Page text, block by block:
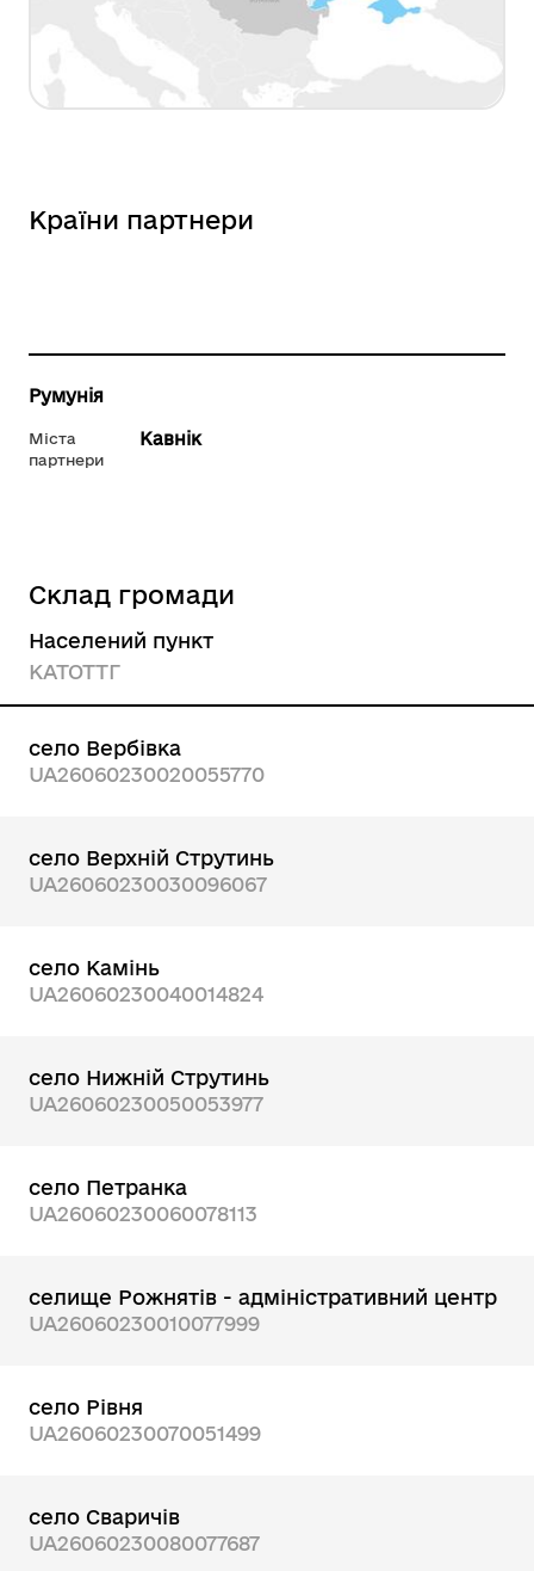
Країни партнери
Румунія
Міста
партнери
Кавнік
Склад громади
Населений пункт
КАТОТТГ
село Вербівка
UA26060230020055770
село Верхній Струтинь
UA26060230030096067
село Камінь
UA26060230040014824
село Нижній Струтинь
UA26060230050053977
село Петранка
UA26060230060078113
селище Рожнятів - адміністративний центр
UA26060230010077999
село Рівня
UA26060230070051499
село Сваричів
UA26060230080077687